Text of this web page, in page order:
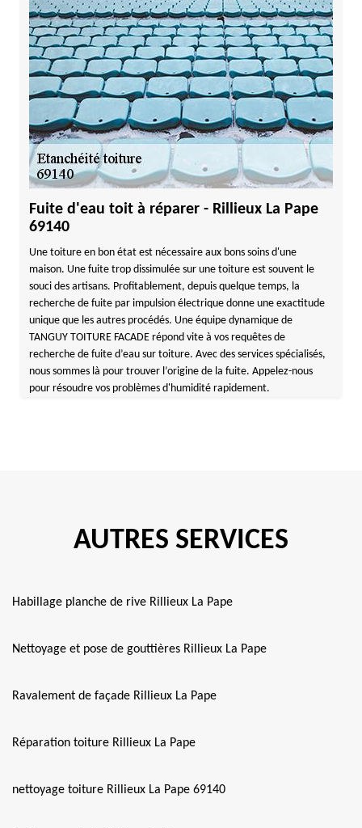
Fuite d'eau toit à réparer - Rillieux La Pape
69140
Une toiture en bon état est nécessaire aux bons soins d'une
maison. Une fuite trop dissimulée sur une toiture est souvent le
souci des artisans. Profitablement, depuis quelque temps, la
recherche de fuite par impulsion électrique donne une exactitude
unique que les autres procédés. Une équipe dynamique de
TANGUY TOITURE FACADE répond vite à vos requêtes de
recherche de fuite d’eau sur toiture. Avec des services spécialisés,
nous sommes là pour trouver l’origine de la fuite. Appelez-nous
pour résoudre vos problèmes d'humidité rapidement.
AUTRES SERVICES
Habillage planche de rive Rillieux La Pape
Nettoyage et pose de gouttières Rillieux La Pape
Ravalement de façade Rillieux La Pape
Réparation toiture Rillieux La Pape
nettoyage toiture Rillieux La Pape 69140